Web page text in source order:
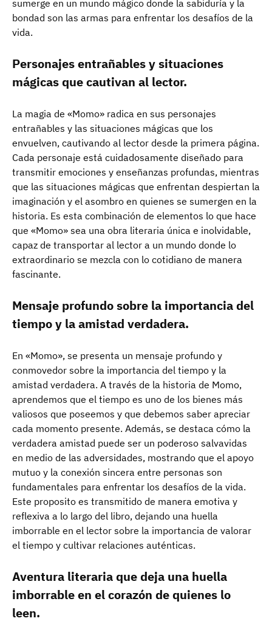
sumerge en un mundo mágico donde la sabiduría y la
bondad son las armas para enfrentar los desafíos de la
vida.
Personajes entrañables y situaciones
mágicas que cautivan al lector.
La magia de «Momo» radica en sus personajes
entrañables y las situaciones mágicas que los
envuelven, cautivando al lector desde la primera página.
Cada personaje está cuidadosamente diseñado para
transmitir emociones y enseñanzas profundas, mientras
que las situaciones mágicas que enfrentan despiertan la
imaginación y el asombro en quienes se sumergen en la
historia. Es esta combinación de elementos lo que hace
que «Momo» sea una obra literaria única e inolvidable,
capaz de transportar al lector a un mundo donde lo
extraordinario se mezcla con lo cotidiano de manera
fascinante.
Mensaje profundo sobre la importancia del
tiempo y la amistad verdadera.
En «Momo», se presenta un mensaje profundo y
conmovedor sobre la importancia del tiempo y la
amistad verdadera. A través de la historia de Momo,
aprendemos que el tiempo es uno de los bienes más
valiosos que poseemos y que debemos saber apreciar
cada momento presente. Además, se destaca cómo la
verdadera amistad puede ser un poderoso salvavidas
en medio de las adversidades, mostrando que el apoyo
mutuo y la conexión sincera entre personas son
fundamentales para enfrentar los desafíos de la vida.
Este proposito es transmitido de manera emotiva y
reflexiva a lo largo del libro, dejando una huella
imborrable en el lector sobre la importancia de valorar
el tiempo y cultivar relaciones auténticas.
Aventura literaria que deja una huella
imborrable en el corazón de quienes lo
leen.